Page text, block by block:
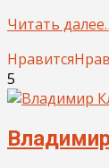
Читать
Нравится
5